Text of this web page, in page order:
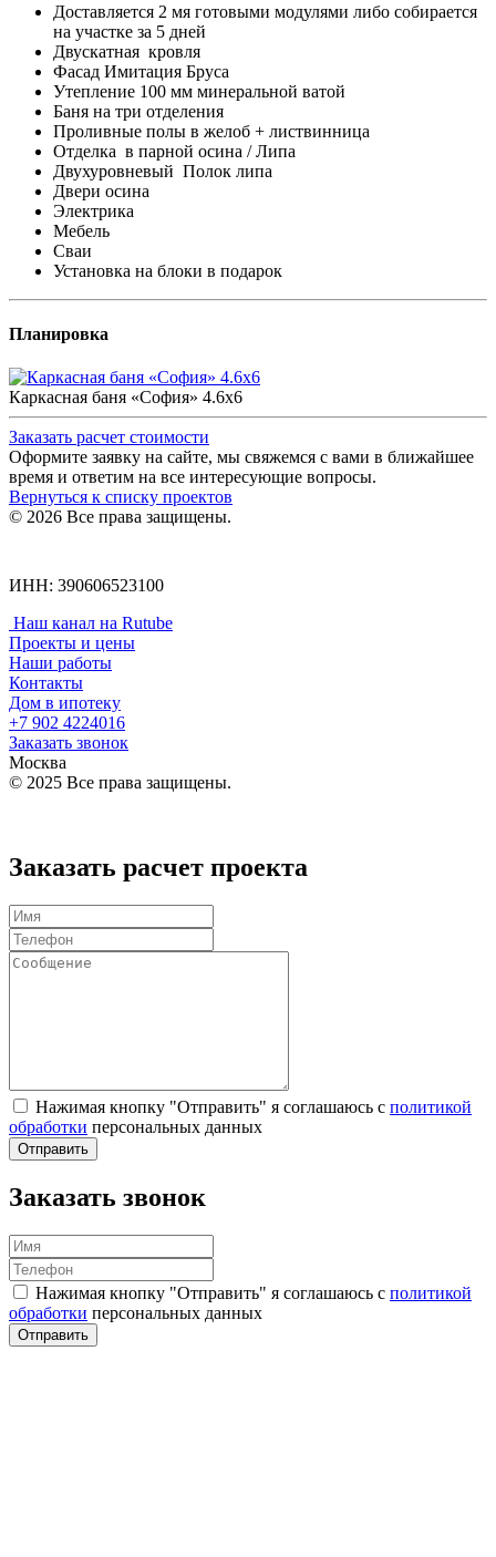
Доставляется 2 мя готовыми модулями либо собирается
на участке за 5 дней
Двускатная кровля
Фасад Имитация Бруса
Утепление 100 мм минеральной ватой
Баня на три отделения
Проливные полы в желоб + листвинница
Отделка в парной осина / Липа
Двухуровневый Полок липа
Двери осина
Электрика
Мебель
Сваи
Установка на блоки в подарок
Планировка
Каркасная баня «София» 4.6х6
Заказать расчет стоимости
Оформите заявку на сайте, мы свяжемся с вами в ближайшее
время и ответим на все интересующие вопросы.
Вернуться к списку проектов
© 2026 Все права защищены.
ИНН: 390606523100
Наш канал на Rutube
Проекты и цены
Наши работы
Контакты
Дом в ипотеку
+7 902 4224016
Заказать звонок
Москва
© 2025 Все права защищены.
Заказать расчет проекта
Нажимая кнопку "Отправить" я соглашаюсь с политикой
обработки персональных данных
Отправить
Заказать звонок
Нажимая кнопку "Отправить" я соглашаюсь с политикой
обработки персональных данных
Отправить